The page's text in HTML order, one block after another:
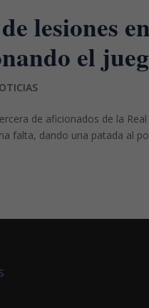
lesiones
el
de aficionados de la
falta, dando una patada al